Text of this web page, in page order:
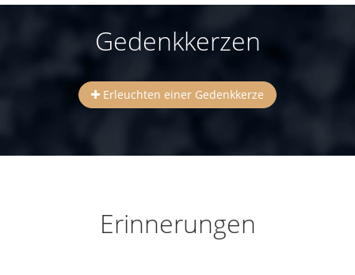
Gedenkkerzen
Erleuchten einer Gedenkkerze
Erinnerungen